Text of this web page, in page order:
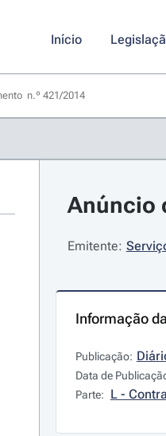
Início
n.º 421/2014
Anúncio
Emitente:
Informação
Publicação:
Data de
Parte: L -